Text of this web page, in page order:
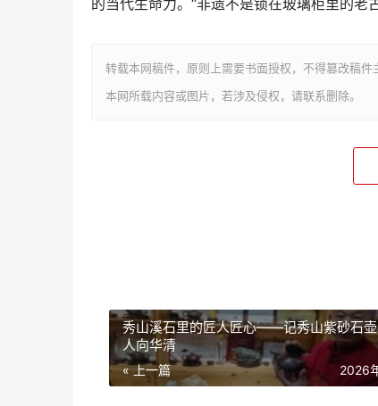
的当代生命力。 “非遗不是锁在玻璃柜里的老
转载本网稿件，原则上需要书面授权，不得篡改稿件
本网所载内容或图片，若涉及侵权，请联系删除。
秀山溪石里的匠人匠心——记秀山紫砂石
人向华清
« 上一篇 2026